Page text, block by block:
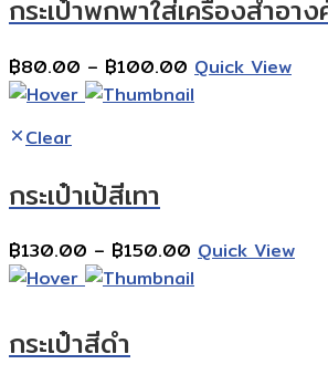
กระเป๋าพกพาใส่เครื่องสำอา
฿80.00 – ฿100.00 Price
range:
Quick View
Clear
กระเป๋าเป้สีเทา
฿130.00 – ฿150.00 Price
range:
Quick View
กระเป๋าสีดำ